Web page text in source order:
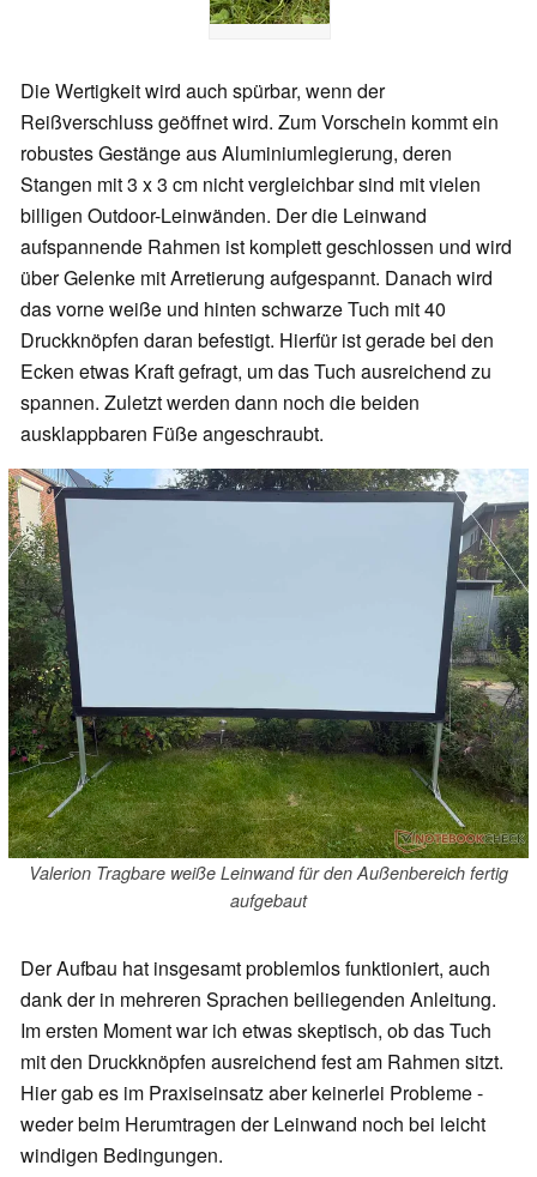
Die Wertigkeit wird auch spürbar, wenn der
Reißverschluss geöffnet wird. Zum Vorschein kommt ein
robustes Gestänge aus Aluminiumlegierung, deren
Stangen mit 3 x 3 cm nicht vergleichbar sind mit vielen
billigen Outdoor-Leinwänden. Der die Leinwand
aufspannende Rahmen ist komplett geschlossen und wird
über Gelenke mit Arretierung aufgespannt. Danach wird
das vorne weiße und hinten schwarze Tuch mit 40
Druckknöpfen daran befestigt. Hierfür ist gerade bei den
Ecken etwas Kraft gefragt, um das Tuch ausreichend zu
spannen. Zuletzt werden dann noch die beiden
ausklappbaren Füße angeschraubt.
Valerion Tragbare weiße Leinwand für den Außenbereich fertig
aufgebaut
Der Aufbau hat insgesamt problemlos funktioniert, auch
dank der in mehreren Sprachen beiliegenden Anleitung.
Im ersten Moment war ich etwas skeptisch, ob das Tuch
mit den Druckknöpfen ausreichend fest am Rahmen sitzt.
Hier gab es im Praxiseinsatz aber keinerlei Probleme -
weder beim Herumtragen der Leinwand noch bei leicht
windigen Bedingungen.